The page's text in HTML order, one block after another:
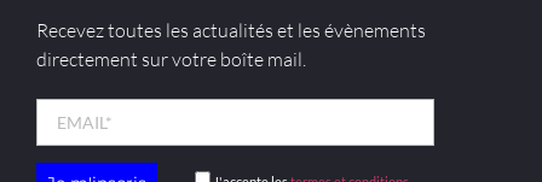
Recevez toutes les actualités et les évènements
directement sur votre boîte mail.